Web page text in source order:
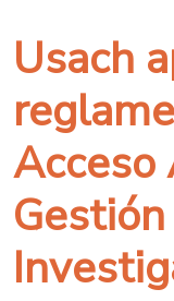
Usach
Acceso